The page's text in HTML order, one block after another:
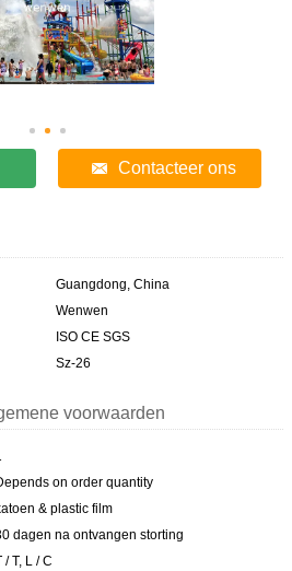
Contacteer ons
Guangdong, China
Wenwen
ISO CE SGS
Sz-26
voorwaarden
on order quantity
& plastic film
dagen na ontvangen storting
/ T, L / C